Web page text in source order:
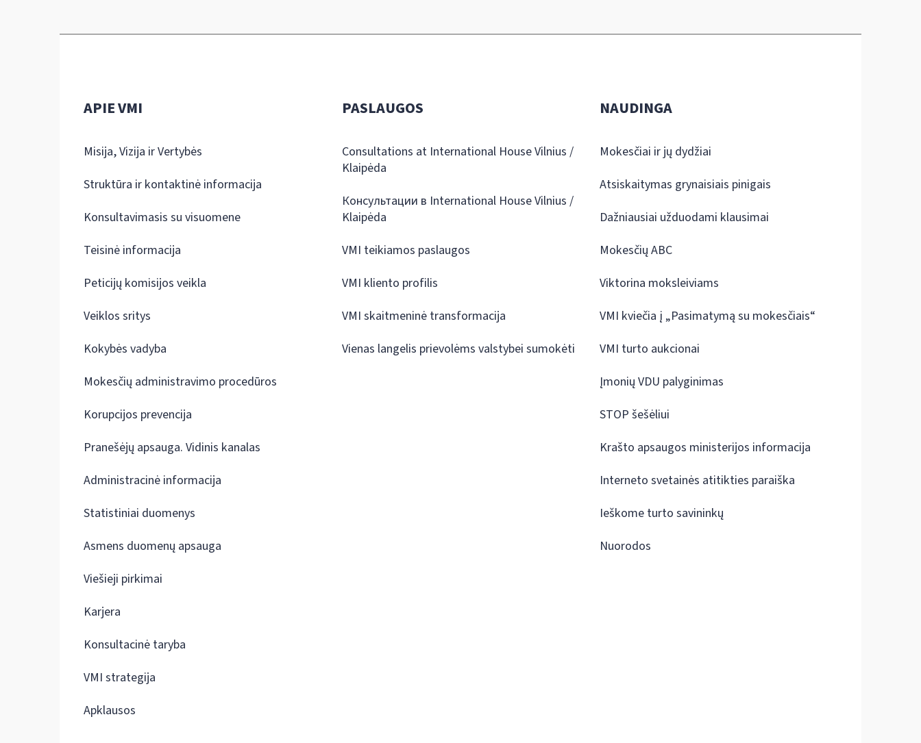
APIE VMI
Misija, Vizija ir Vertybės
Struktūra ir kontaktinė informacija
Konsultavimasis su visuomene
Teisinė informacija
Peticijų komisijos veikla
Veiklos sritys
Kokybės vadyba
Mokesčių administravimo procedūros
Korupcijos prevencija
Pranešėjų apsauga. Vidinis kanalas
Administracinė informacija
Statistiniai duomenys
Asmens duomenų apsauga
Viešieji pirkimai
Karjera
Konsultacinė taryba
VMI strategija
Apklausos
PASLAUGOS
Consultations at International House Vilnius /
Klaipėda
Консультации в International House Vilnius /
Klaipėda
VMI teikiamos paslaugos
VMI kliento profilis
VMI skaitmeninė transformacija
Vienas langelis prievolėms valstybei sumokėti
NAUDINGA
Mokesčiai ir jų dydžiai
Atsiskaitymas grynaisiais pinigais
Dažniausiai užduodami klausimai
Mokesčių ABC
Viktorina moksleiviams
VMI kviečia į „Pasimatymą su mokesčiais“
VMI turto aukcionai
Įmonių VDU palyginimas
STOP šešėliui
Krašto apsaugos ministerijos informacija
Interneto svetainės atitikties paraiška
Ieškome turto savininkų
Nuorodos